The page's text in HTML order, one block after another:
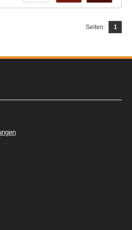
Seiten: 1